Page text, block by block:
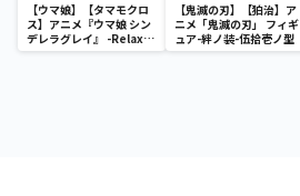
【ウマ娘】【タマモクロ
ス】アニメ『ウマ娘 シン
デレラグレイ』 -Relax
time-タマモクロス
【鬼滅の刃】【狛治】ア
ニメ「鬼滅の刃」 フィギ
ュア-絆ノ装-伍拾壱ノ型